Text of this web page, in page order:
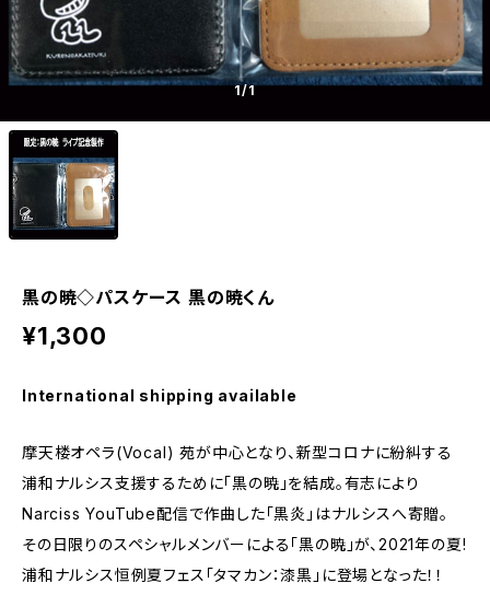
1/1
黒の暁◇パスケース 黒の暁くん
¥1,300
International shipping available
摩天楼オペラ(Vocal) 苑が中心となり、新型コロナに紛糾する
浦和ナルシス支援するために「黒の暁」を結成。有志により
Narciss YouTube配信で作曲した「黒炎」はナルシスへ寄贈。
その日限りのスペシャルメンバーによる「黒の暁」が、2021年の夏!
浦和ナルシス恒例夏フェス「タマカン：漆黒」に登場となった！！